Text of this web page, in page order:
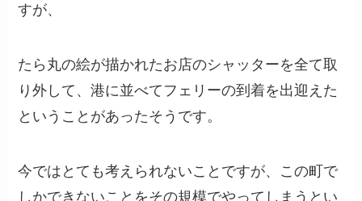
すが、
たら丸の絵が描かれたお店のシャッターを全て取
り外して、港に並べてフェリーの到着を出迎えた
ということがあったそうです。
今ではとても考えられないことですが、この町で
しかできないことをその規模でやってしまうとい